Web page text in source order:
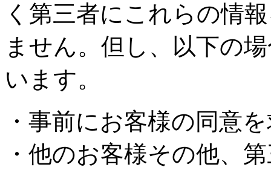
く第三者にこれらの情
ません。但し、以下の
います。
・事前にお客様の同意
・他のお客様その他、